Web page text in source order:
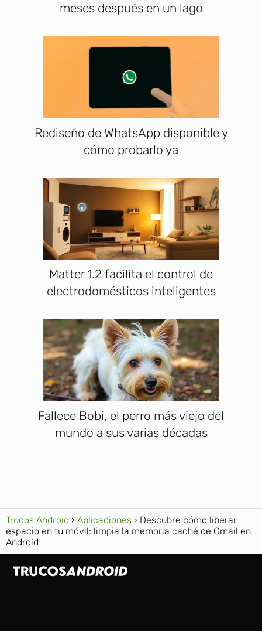
meses después en un lago
Rediseño de WhatsApp disponible y
cómo probarlo ya
Matter 1.2 facilita el control de
electrodomésticos inteligentes
Fallece Bobi, el perro más viejo del
mundo a sus varias décadas
Trucos Android Aplicaciones
Descubre cómo liberar
espacio en tu móvil: limpia la memoria caché de Gmail en
Android